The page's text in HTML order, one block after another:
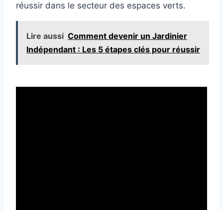
réussir dans le secteur des espaces verts.
Lire aussi Comment devenir un Jardinier
Indépendant : Les 5 étapes clés pour réussir